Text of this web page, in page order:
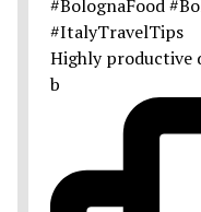
Highly productive
b